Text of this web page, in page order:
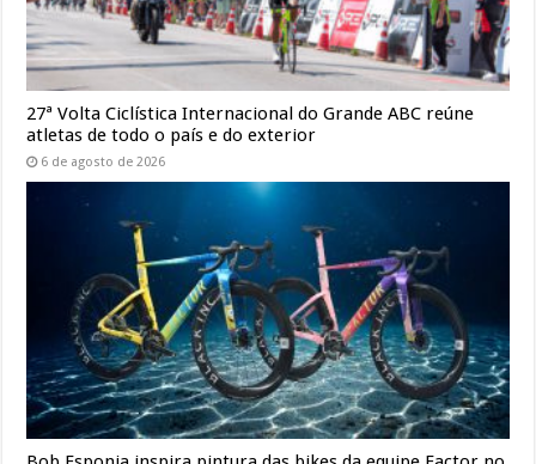
27ª Volta Ciclística Internacional do Grande ABC reúne
atletas de todo o país e do exterior
6 de agosto de 2026